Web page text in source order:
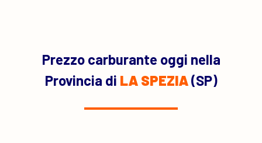
Prezzo carburante oggi nella
Provincia di LA SPEZIA(SP)